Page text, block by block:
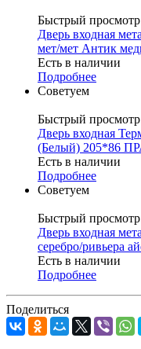
Быстрый просмотр
Дверь входная
мет/мет Антик
Есть в наличии
Подробнее
Советуем
Быстрый просмотр
Дверь входная
(Белый) 205*86
Есть в наличии
Подробнее
Советуем
Быстрый просмотр
Дверь входная
серебро/ривьера
Есть в наличии
Подробнее
Поделиться